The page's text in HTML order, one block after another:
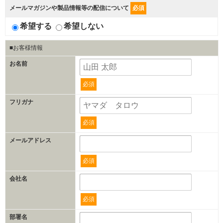
メールマガジンや製品情報等の配信について 必須
希望する 希望しない
■お客様情報
お名前
必須
フリガナ
必須
メールアドレス
必須
会社名
必須
部署名